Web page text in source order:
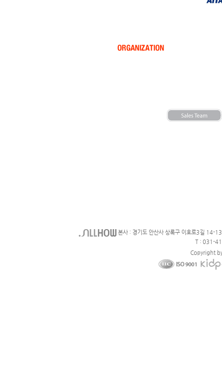
본사 : 경기도 안산사 상록구 이호로3길 14-
T : 031-
Copyright